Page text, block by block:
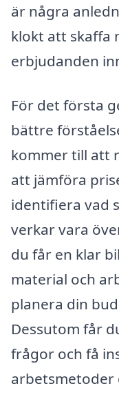
är några
klokt att skaffa
erbjudanden
För det första
bättre
kommer till att
att jämföra
identifiera vad
verkar vara
du får en klar
material och
planera din
Dessutom får
frågor och få
arbetsmetoder